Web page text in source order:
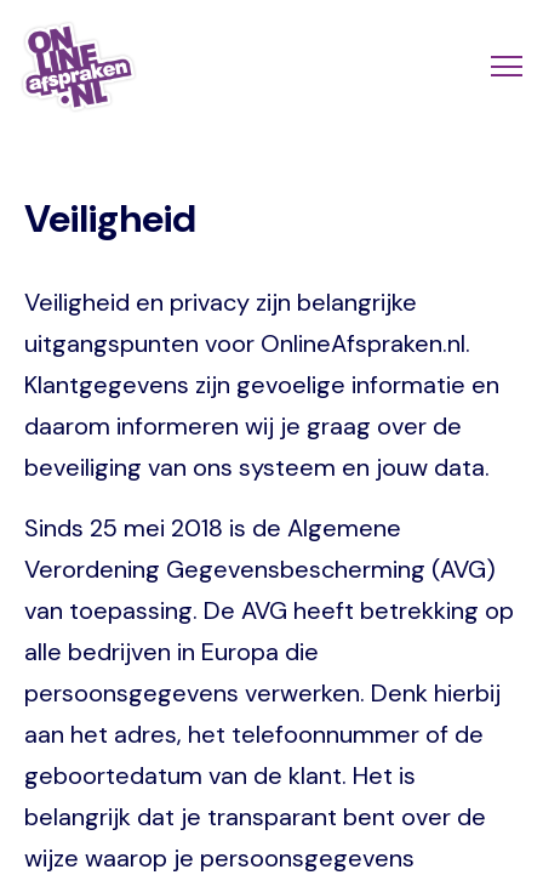
Naar
hoofdinhoud
Veiligheid
Veiligheid en privacy zijn belangrijke
uitgangspunten voor OnlineAfspraken.nl.
Klantgegevens zijn gevoelige informatie en
daarom informeren wij je graag over de
beveiliging van ons systeem en jouw data.
Sinds 25 mei 2018 is de Algemene
Verordening Gegevensbescherming (AVG)
van toepassing. De AVG heeft betrekking op
alle bedrijven in Europa die
persoonsgegevens verwerken. Denk hierbij
aan het adres, het telefoonnummer of de
geboortedatum van de klant. Het is
belangrijk dat je transparant bent over de
wijze waarop je persoonsgegevens